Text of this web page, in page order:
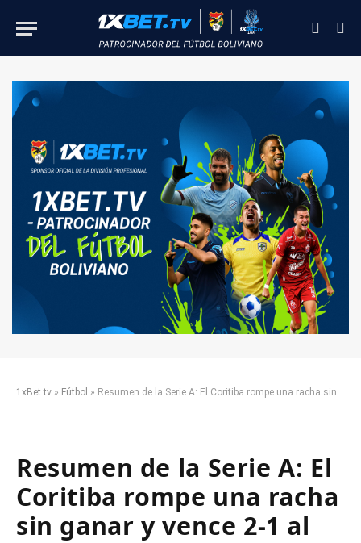
1xBet.tv » Fútbol » Resumen de la Serie A: El Coritiba rompe una racha sin ganar y vence 2-1 al Goiás (vídeo)
Resumen de la Serie A: El
Coritiba rompe una racha
sin ganar y vence 2-1 al